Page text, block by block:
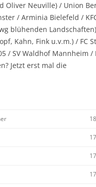
Oliver Neuville) / Union
/ Arminia Bielefeld /
blühenden
Kahn, Fink u.v.m.) / FC
/ SV Waldhof Mannheim
Jetzt erst mal die